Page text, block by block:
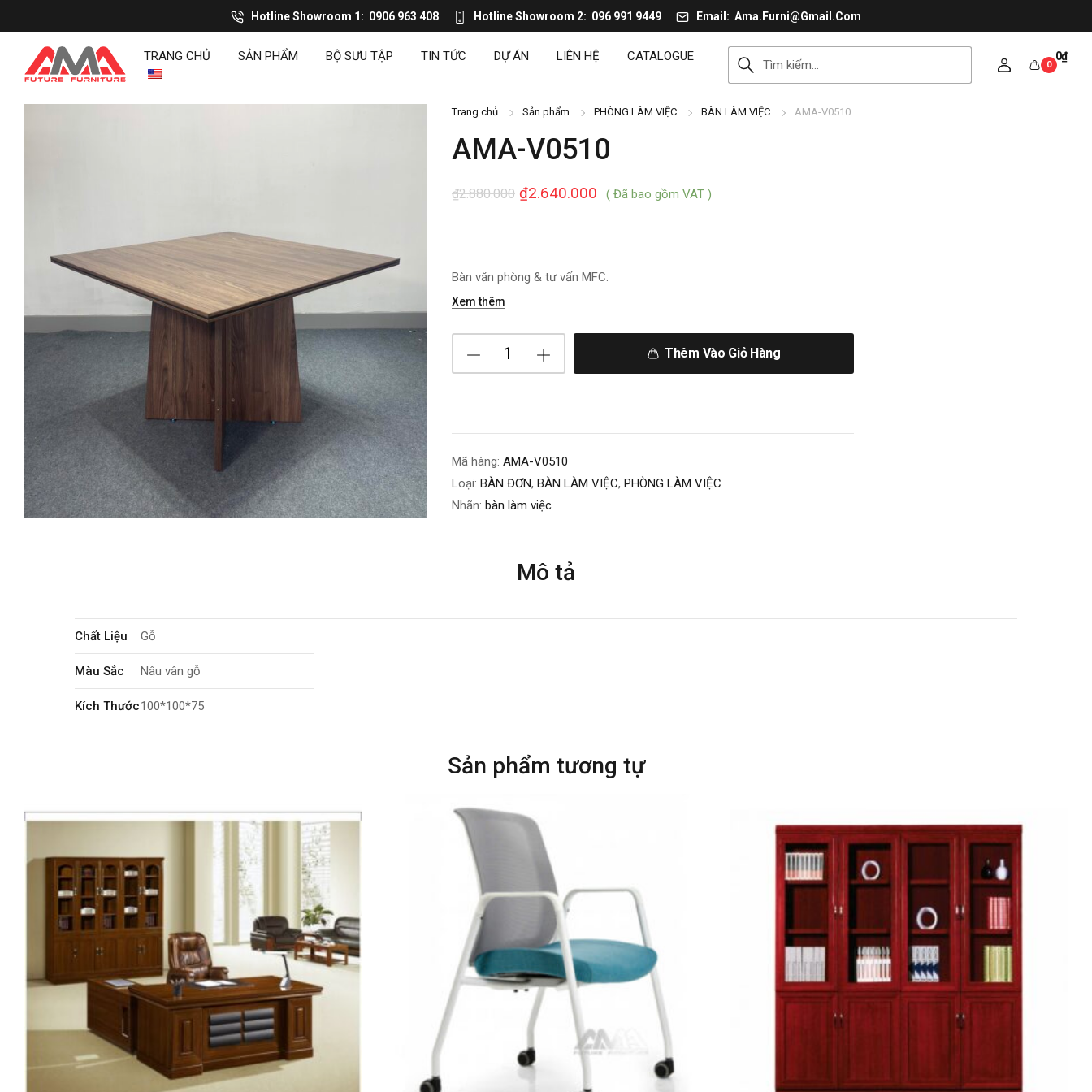
Hotline Showroom 1 0906 963 408 Hotline Showroom 2 096 991 9449 Email Ama.Furni@Gmail.Com
TRANG CHỦ SẢN PHẨM BỘ SƯU TẬP TIN TỨC DỰ ÁN LIÊN HỆ CATALOGUE 0₫
0
Trang chủ Sản phẩm PHÒNG LÀM VIỆC BÀN LÀM VIỆC AMA-V0510
AMA-V0510
2.880.000
₫ 2.640.000
₫ ( Đã bao gồm VAT )
Bàn văn phòng & tư vấn MFC.
Xem thêm
Thêm Vào Giỏ Hàng
Mã hàng: AMA-V0510
Loại: BÀN ĐƠN, BÀN LÀM VIỆC, PHÒNG LÀM VIỆC
Nhãn: bàn làm việc
Mô tả
Chất Liệu Gỗ
Màu Sắc Nâu vân gỗ
Kích Thước100*100*75
Sản phẩm tương tự